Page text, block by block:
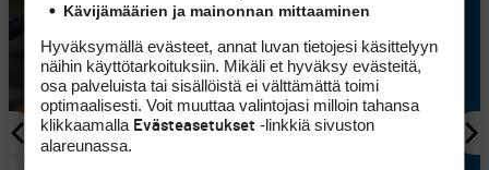
Kävijämäärien ja mainonnan mittaaminen
Hyväksymällä evästeet, annat luvan tietojesi käsittelyyn
näihin käyttötarkoituksiin. Mikäli et hyväksy evästeitä,
osa palveluista tai sisällöistä ei välttämättä toimi
optimaalisesti. Voit muuttaa valintojasi milloin tahansa
klikkaamalla Evästeasetukset -linkkiä sivuston
alareunassa.